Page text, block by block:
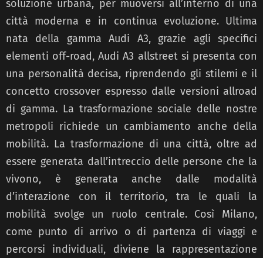
soluzione urbana, per muoversi all’interno di una
città moderna e in continua evoluzione. Ultima
nata della gamma Audi A3, grazie agli specifici
elementi off-road, Audi A3 allstreet si presenta con
una personalità decisa, riprendendo gli stilemi e il
concetto crossover espresso dalle versioni allroad
di gamma. La trasformazione sociale delle nostre
metropoli richiede un cambiamento anche della
mobilità. La trasformazione di una città, oltre ad
essere generata dall’intreccio delle persone che la
vivono, è generata anche dalle modalità
d’interazione con il territorio, tra le quali la
mobilità svolge un ruolo centrale. Così Milano,
come punto di arrivo o di partenza di viaggi e
percorsi individuali, diviene la rappresentazione